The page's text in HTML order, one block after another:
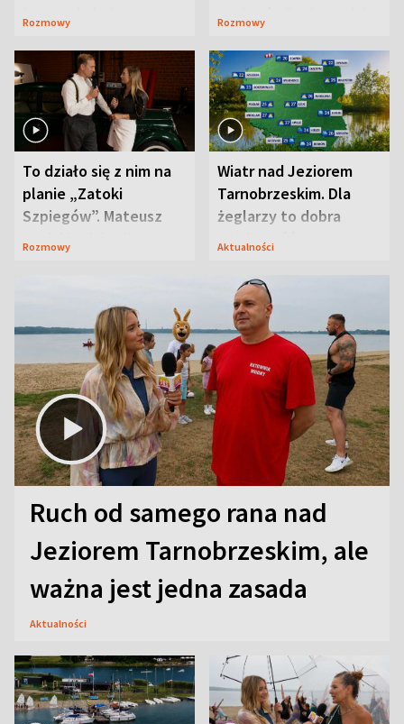
jest zaskakująco
Rozmowy
szpiegów” od razu ich
Rozmowy
To działo się z nim na
planie „Zatoki
Szpiegów”. Mateusz
Janicki odsłonił
Rozmowy
Wiatr nad Jeziorem
Tarnobrzeskim. Dla
żeglarzy to dobra
wiadomość
Aktualności
Ruch od samego rana nad
Jeziorem Tarnobrzeskim, ale
ważna jest jedna zasada
Aktualności